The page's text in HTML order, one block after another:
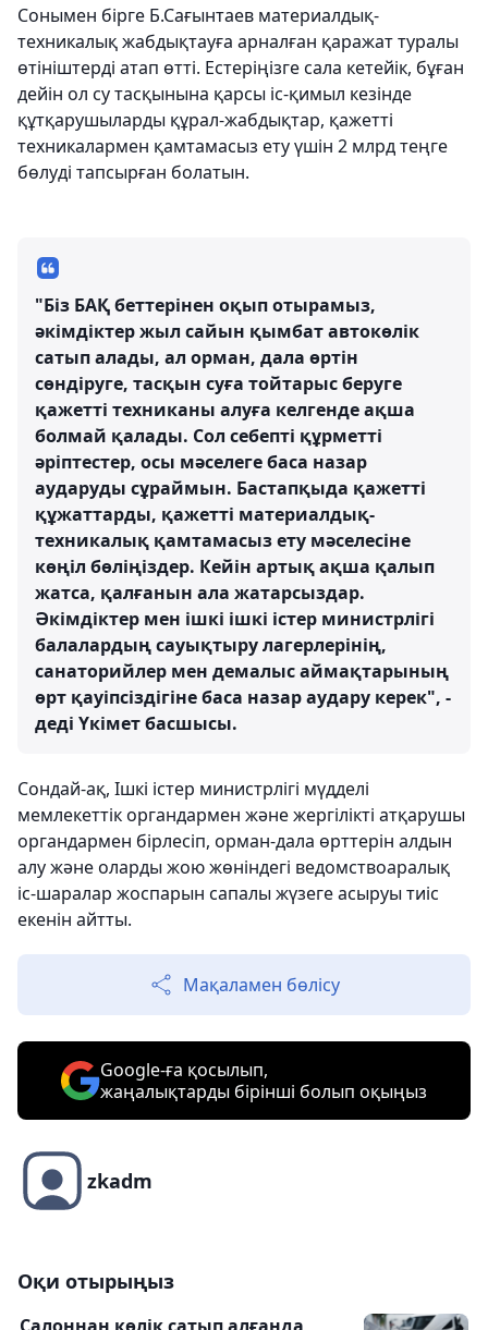
Сонымен бірге Б.Сағынтаев материалдық-
техникалық жабдықтауға арналған қаражат туралы
өтініштерді атап өтті. Естеріңізге сала кетейік, бұған
дейін ол су тасқынына қарсы іс-қимыл кезінде
құтқарушыларды құрал-жабдықтар, қажетті
техникалармен қамтамасыз ету үшін 2 млрд теңге
бөлуді тапсырған болатын.
"Біз БАҚ беттерінен оқып отырамыз,
әкімдіктер жыл сайын қымбат автокөлік
сатып алады, ал орман, дала өртін
сөндіруге, тасқын суға тойтарыс беруге
қажетті техниканы алуға келгенде ақша
болмай қалады. Сол себепті құрметті
әріптестер, осы мәселеге баса назар
аударуды сұраймын. Бастапқыда қажетті
құжаттарды, қажетті материалдық-
техникалық қамтамасыз ету мәселесіне
көңіл бөліңіздер. Кейін артық ақша қалып
жатса, қалғанын ала жатарсыздар.
Әкімдіктер мен ішкі ішкі істер министрлігі
балалардың сауықтыру лагерлерінің,
санаторийлер мен демалыс аймақтарының
өрт қауіпсіздігіне баса назар аудару керек", -
деді Үкімет басшысы.
Сондай-ақ, Ішкі істер министрлігі мүдделі
мемлекеттік органдармен және жергілікті атқарушы
органдармен бірлесіп, орман-дала өрттерін алдын
алу және оларды жою жөніндегі ведомствоаралық
іс-шаралар жоспарын сапалы жүзеге асыруы тиіс
екенін айтты.
Мақаламен бөлісу
Google-ға қосылып,
жаңалықтарды бірінші болып оқыңыз
zkadm
Оқи отырыңыз